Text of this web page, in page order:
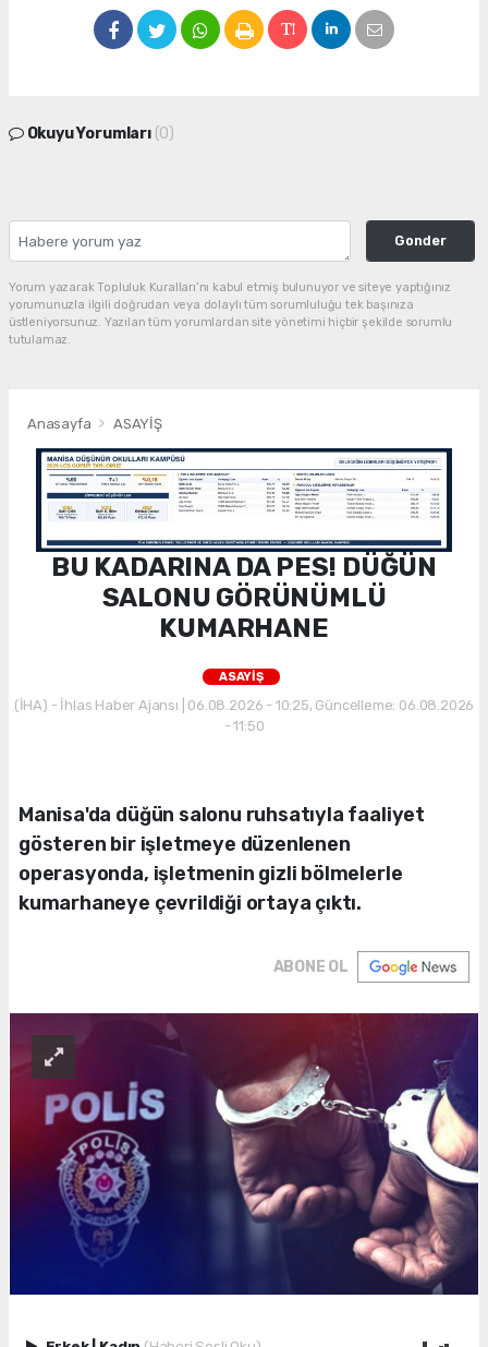
Okuyu Yorumları (0)
Gonder
Yorum yazarak Topluluk Kuralları’nı kabul etmiş bulunuyor ve siteye yaptığınız
yorumunuzla ilgili doğrudan veya dolaylı tüm sorumluluğu tek başınıza
üstleniyorsunuz. Yazılan tüm yorumlardan site yönetimi hiçbir şekilde sorumlu
tutulamaz.
Anasayfa ASAYİŞ
BU KADARINA DA PES! DÜĞÜN
SALONU GÖRÜNÜMLÜ
KUMARHANE
ASAYİŞ
(İHA) - İhlas Haber Ajansı | 06.08.2026 - 10:25, Güncelleme: 06.08.2026
- 11:50
Manisa'da düğün salonu ruhsatıyla faaliyet
gösteren bir işletmeye düzenlenen
operasyonda, işletmenin gizli bölmelerle
kumarhaneye çevrildiği ortaya çıktı.
ABONE OL